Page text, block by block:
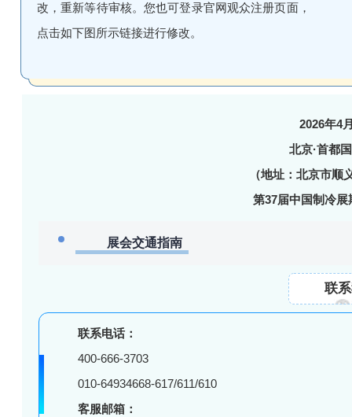
改，重新等待审核。您也可登录官网观众注册页面，
点击如下图所示链接进行修改。
2026年4
北京·首都
（地址：北京市顺
第37届中国制冷
展会交通指南
联
联系电话：
400-666-3703
010-64934668-617/611/610
客服邮箱：